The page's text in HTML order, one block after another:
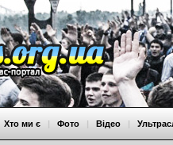
Хто ми є | Фото | Відео |